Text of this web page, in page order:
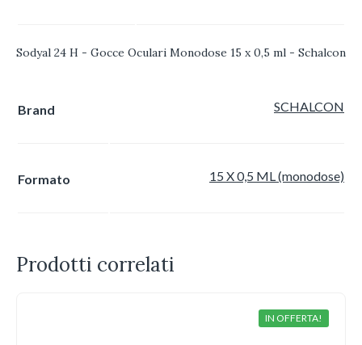
Sodyal 24 H - Gocce Oculari Monodose 15 x 0,5 ml - Schalcon
Brand SCHALCON
Formato 15 X 0,5 ML (monodose)
Prodotti correlati
IN OFFERTA!